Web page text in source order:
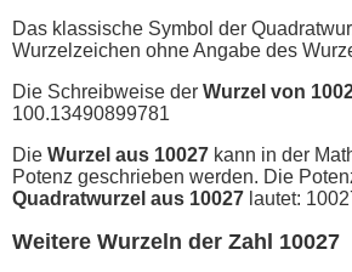
Das klassische Symbol der
Wurzelzeichen ohne Angabe des
Die Schreibweise der Wurzel von
100.13490899781
Die Wurzel aus 10027 kann in der
Potenz geschrieben werden. Die
Quadratwurzel aus 10027 lautet:
Weitere Wurzeln der Zahl 10027